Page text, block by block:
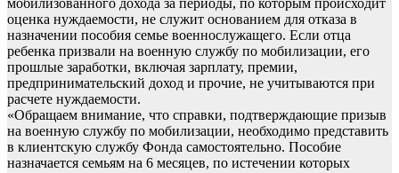
мобилизованного дохода за периоды, по которым происходит
оценка нуждаемости, не служит основанием для отказа в
назначении пособия семье военнослужащего. Если отца
ребенка призвали на военную службу по мобилизации, его
прошлые заработки, включая зарплату, премии,
предпринимательский доход и прочие, не учитываются при
расчете нуждаемости.
«Обращаем внимание, что справки, подтверждающие призыв
на военную службу по мобилизации, необходимо представить
в клиентскую службу Фонда самостоятельно. Пособие
назначается семьям на 6 месяцев, по истечении которых